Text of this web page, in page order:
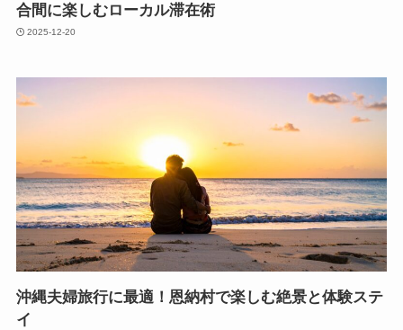
合間に楽しむローカル滞在術
2025-12-20
沖縄夫婦旅行に最適！恩納村で楽しむ絶景と体験ステ
イ